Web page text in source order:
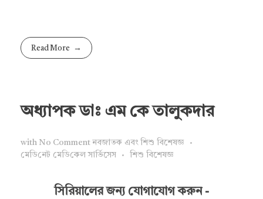
Read More
অধ্যাপক ডাঃ এম কে তালুকদার
with No Comment নবজাতক এবং শিশু বিশেষজ্ঞ
মে‌ডি‌নেট মে‌ডি‌কেল সা‌র্ভিসেস
শিশু বিশেষজ্ঞ
সিরিয়ালের জন্য যোগাযোগ করুন -